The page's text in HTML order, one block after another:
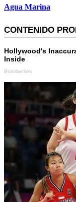
Agua Marina